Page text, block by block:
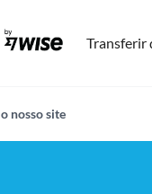
Transferir
nosso site